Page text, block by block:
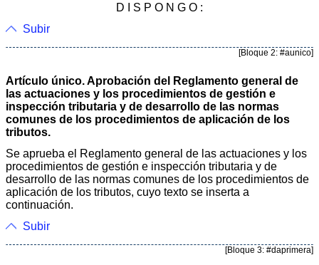
D I S P O N G O :
Subir
[Bloque 2: #aunico]
Artículo único. Aprobación del Reglamento general de
las actuaciones y los procedimientos de gestión e
inspección tributaria y de desarrollo de las normas
comunes de los procedimientos de aplicación de los
tributos.
Se aprueba el Reglamento general de las actuaciones y los
procedimientos de gestión e inspección tributaria y de
desarrollo de las normas comunes de los procedimientos de
aplicación de los tributos, cuyo texto se inserta a
continuación.
Subir
[Bloque 3: #daprimera]